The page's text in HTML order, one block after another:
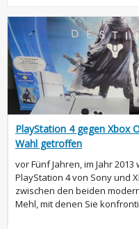
PlayStation 4 gegen Xbox
Wahl getroffen
vor Fünf Jahren, im Jahr
PlayStation 4 von Sony und
zwischen den beiden
Mehl, mit denen Sie